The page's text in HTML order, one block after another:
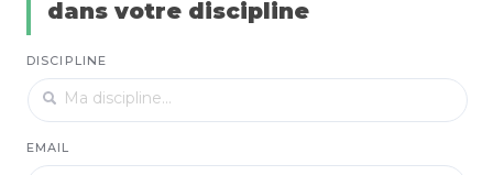
dans votre discipline
DISCIPLINE
EMAIL